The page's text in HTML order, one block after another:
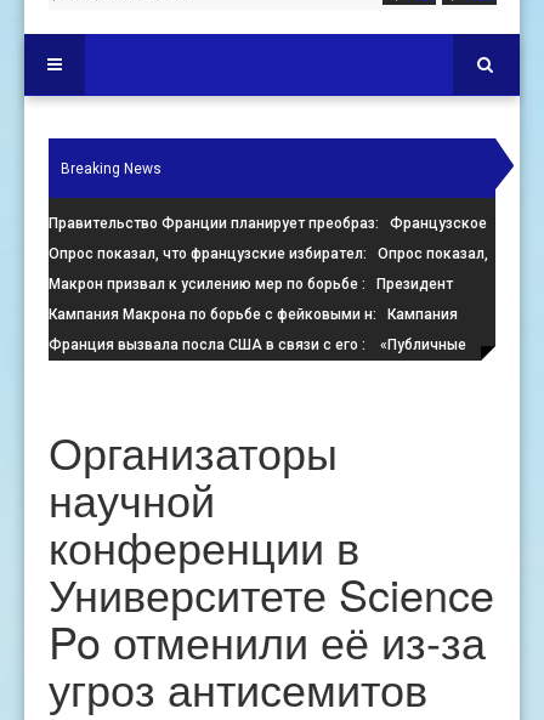
Breaking News
Правительство Франции планирует преобраз: Французское
правительство настаивает на преобразовании пустующих оф
Опрос показал, что французские избирател: Опрос показал,
что французские избиратели больше стремятся помешать
Макрон призвал к усилению мер по борьбе : Президент
Франции Эммануэль Макрон призвал к активизации усилий
по
Кампания Макрона по борьбе с фейковыми н: Кампания
президента Франции Эмманюэля Макрона по борьбе с
Франция вызвала посла США в связи с его : «Публичные
Организаторы
научной
конференции в
Университете Science
Po отменили её из-за
угроз антисемитов